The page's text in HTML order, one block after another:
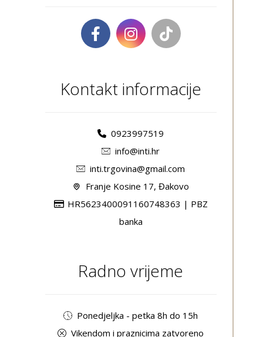
Kontakt informacije
0923997519
info@inti.hr
inti.trgovina@gmail.com
Franje Kosine 17, Đakovo
HR5623400091160748363 | PBZ
banka
Radno vrijeme
Ponedjeljka - petka 8h do 15h
Vikendom i praznicima zatvoreno